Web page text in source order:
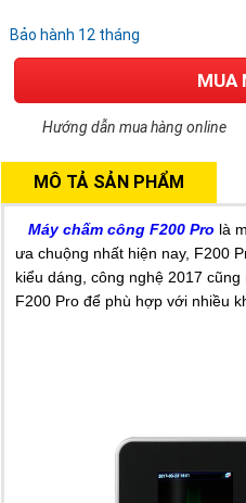
Bảo hành 12 tháng
MUA
Hướng dẫn mua hàng online
MÔ TẢ SẢN PHẨM
Máy chấm công F200 Pro là
ưa chuộng nhất hiện nay, F200
kiểu dáng, công nghệ 2017
F200 Pro để phù hợp với nhiều